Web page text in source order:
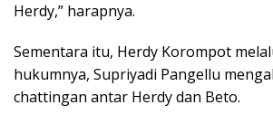
Herdy,” harapnya.
Sementara itu, Herdy Korompot
hukumnya, Supriyadi Pangellu
chattingan antar Herdy dan Beto.